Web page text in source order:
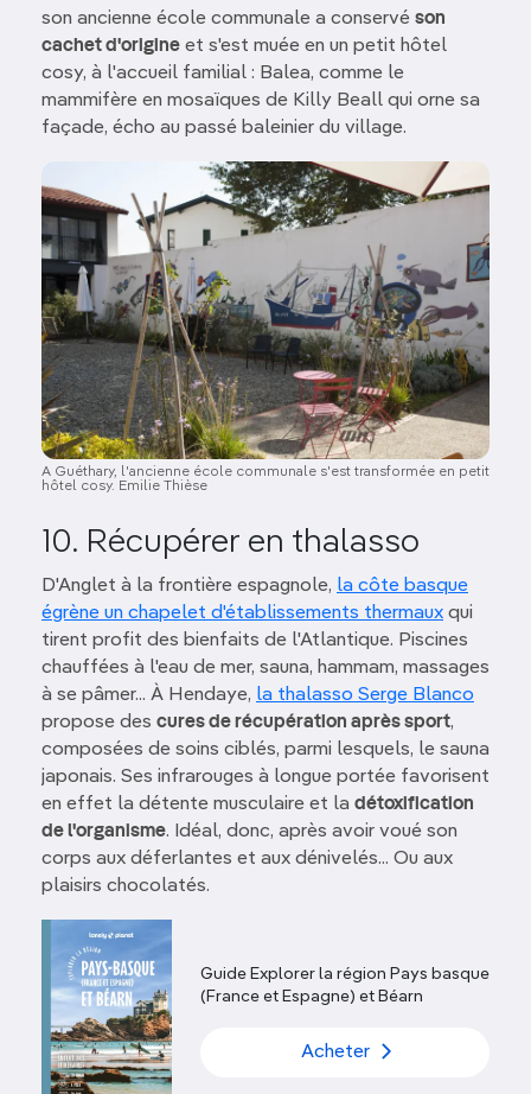
son ancienne école communale a conservé son
cachet d'origine et s'est muée en un petit hôtel
cosy, à l'accueil familial : Balea, comme le
mammifère en mosaïques de Killy Beall qui orne sa
façade, écho au passé baleinier du village.
A Guéthary, l'ancienne école communale s'est transformée en petit
hôtel cosy. Emilie Thièse
10. Récupérer en thalasso
D'Anglet à la frontière espagnole, la côte basque
égrène un chapelet d'établissements thermaux qui
tirent profit des bienfaits de l'Atlantique. Piscines
chauffées à l'eau de mer, sauna, hammam, massages
à se pâmer... À Hendaye, la thalasso Serge Blanco
propose des cures de récupération après sport,
composées de soins ciblés, parmi lesquels, le sauna
japonais. Ses infrarouges à longue portée favorisent
en effet la détente musculaire et la détoxification
de l'organisme. Idéal, donc, après avoir voué son
corps aux déferlantes et aux dénivelés... Ou aux
plaisirs chocolatés.
Guide Explorer la région Pays basque
(France et Espagne) et Béarn
Acheter